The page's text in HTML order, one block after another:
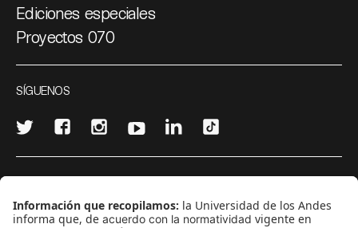
Ediciones especiales
Proyectos 070
SÍGUENOS
CONTÁCTANOS